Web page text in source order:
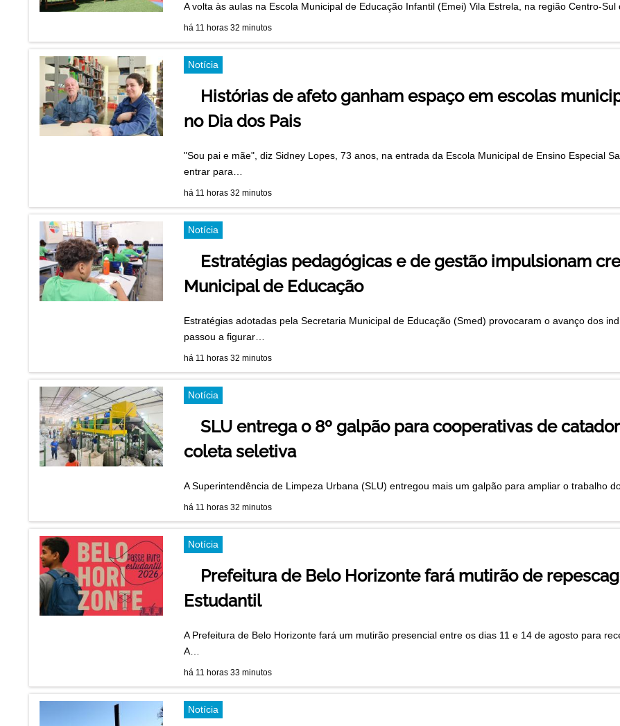
A volta às aulas na Escola Municipal de Educação Infantil (Emei) Vila Estrela, na região Centro-
há 11 horas 32 minutos
Notícia
Histórias de afeto ganham espaço em escolas
no Dia dos Pais
"Sou pai e mãe", diz Sidney Lopes, 73 anos, na entrada da Escola Municipal de Ensino Especial
entrar para…
há 11 horas 32 minutos
Notícia
Estratégias pedagógicas e de gestão impulsionam
Municipal de Educação
Estratégias adotadas pela Secretaria Municipal de Educação (Smed) provocaram o avanço dos
passou a figurar…
há 11 horas 32 minutos
Notícia
SLU entrega o 8º galpão para cooperativas de
coleta seletiva
A Superintendência de Limpeza Urbana (SLU) entregou mais um galpão para ampliar o trabalho
há 11 horas 32 minutos
Notícia
Prefeitura de Belo Horizonte fará mutirão de
Estudantil
A Prefeitura de Belo Horizonte fará um mutirão presencial entre os dias 11 e 14 de agosto para
A…
há 11 horas 33 minutos
Notícia